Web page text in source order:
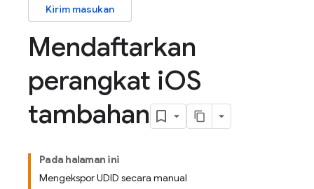
Kirim masukan
Mendaftarkan
perangkat iOS
tambahan
Pada halaman ini
Mengekspor UDID secara manual